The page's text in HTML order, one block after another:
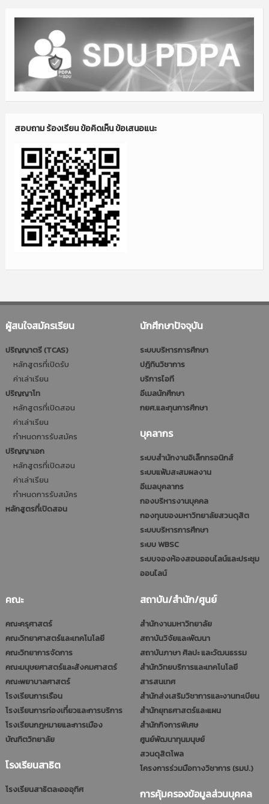
สอบถาม ร้องเรียน ข้อคิดเห็น ข้อเสนอแนะ
ผู้สนใจสมัครเรียน
ปริญญาตรี (TCAS)
หลักสูตรที่เปิดรับ
ค่าเล่าเรียน
ปริญญาโท
หลักสูตรที่เปิดสอน
ค่าเล่าเรียน
กำหนดการรับสมัคร
ปริญญาเอก
หลักสูตรที่เปิดสอน
ค่าเล่าเรียน
กำหนดการรับสมัคร
หลักสูตรที่เปิดสอน
นักศึกษาปัจจุบัน
ระบบบริหารการศึกษา
ปฎิทินวิชาการ
บริการไอที
อีเมลนักศึกษา
กยศ.และทุนการศึกษา
บุคลากร
ระบบสำนักงานอิเล็กทรอนิกส์
ระบบแฟ้มสะสมผลงาน
อีเมลบุคลากร
กองบริหารงานบุคคล
กองทุนของมหาวิทยาลัยสวนดุสิต
ระบบบริหารการศึกษา
ระบบ WBSC
ระบบจองห้องสอนออนไลน์และประชุม
ออนไลน์
คณะ
คณะครุศาสตร์
คณะวิทยาศาสตร์และเทคโนโลยี
คณะวิทยาการจัดการ
คณะมนุษยศาสตร์และสังคมศาสตร์
คณะพยาบาลศาสตร์
โรงเรียนการเรือน
โรงเรียนการท่องเที่ยวและการบริการ
โรงเรียนกฎหมายและการเมือง
บัณฑิตวิทยาลัย
โรงเรียนสาธิต
โรงเรียนสาธิตละอออุทิศ
สถาบัน/สำนัก/ศูนย์
สำนักงานมหาวิทยาลัย
สถาบันวิจัยและพัฒนา
สถาบันภาษา ศิลปะ และวัฒนธรรม
สำนักวิทยบริการและเทคโนโลยี
สารสนเทศ
สำนักส่งเสริมวิชาการและงานทะเบียน
สำนักยุทธศาสตร์และแผน
สำนักกิจการพิเศษ
ศูนย์พัฒนาทุนมนุษย์
สวนดุสิตโพล
โครงการร่วมมือทางวิชาการ (รมป.)
การคุ้มครองข้อมูลส่วนบุคคล